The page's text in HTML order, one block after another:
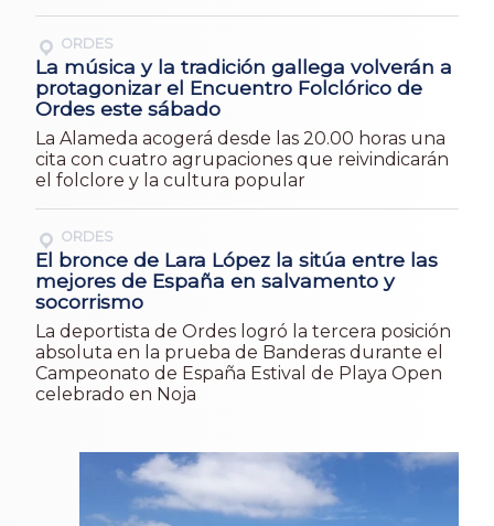
ORDES
La música y la tradición gallega volverán a
protagonizar el Encuentro Folclórico de
Ordes este sábado
La Alameda acogerá desde las 20.00 horas una
cita con cuatro agrupaciones que reivindicarán
el folclore y la cultura popular
ORDES
El bronce de Lara López la sitúa entre las
mejores de España en salvamento y
socorrismo
La deportista de Ordes logró la tercera posición
absoluta en la prueba de Banderas durante el
Campeonato de España Estival de Playa Open
celebrado en Noja